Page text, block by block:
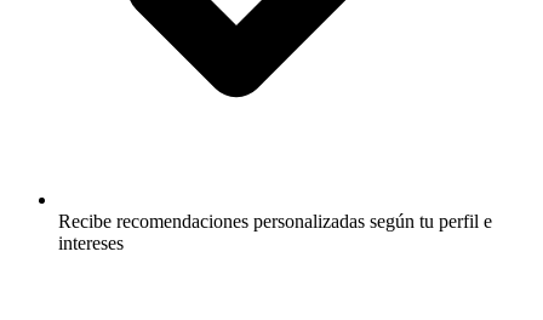
Recibe recomendaciones personalizadas según tu perfil e
intereses